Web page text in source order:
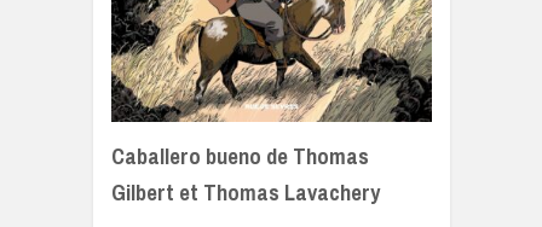
Caballero bueno de Thomas
Gilbert et Thomas Lavachery